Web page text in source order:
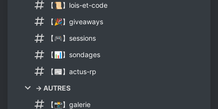
【📜】lois-et-code
【🎉】giveaways
【🎮】sessions
【📊】sondages
【📰】actus-rp
→ AUTRES
【📸】galerie